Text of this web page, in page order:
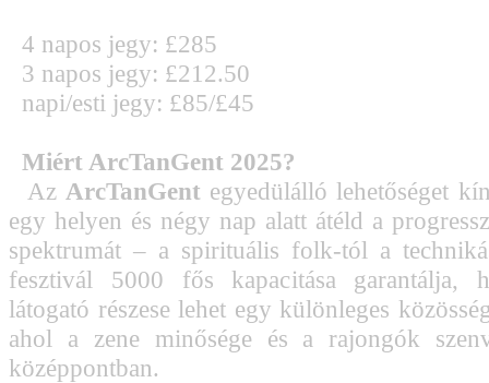
4 napos jegy: £285
3 napos jegy: £212.50
napi/esti jegy: £85/£45
Miért ArcTanGent 2025?
Az ArcTanGent egyedülálló lehetőséget
egy helyen és négy nap alatt átéld a
spektrumát – a spirituális folk-tól a
fesztivál 5000 fős kapacitása garantálja,
látogató részese lehet egy különleges
ahol a zene minősége és a rajongók
középpontban.